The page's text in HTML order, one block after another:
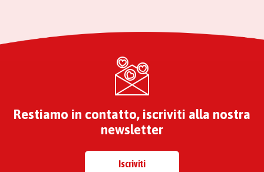
Restiamo in contatto, iscriviti alla nostra
newsletter
Iscriviti